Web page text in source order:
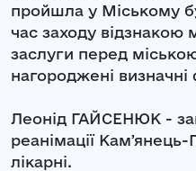
пройшла у Міському
час заходу відзнакою
заслуги перед
нагороджені визначні
Леонід ГАЙСЕНЮК -
реанімації Камʼянець-
лікарні.